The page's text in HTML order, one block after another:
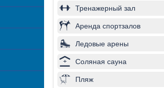
Тренажерный зал
Аренда спортзалов
Ледовые арены
Соляная сауна
Пляж